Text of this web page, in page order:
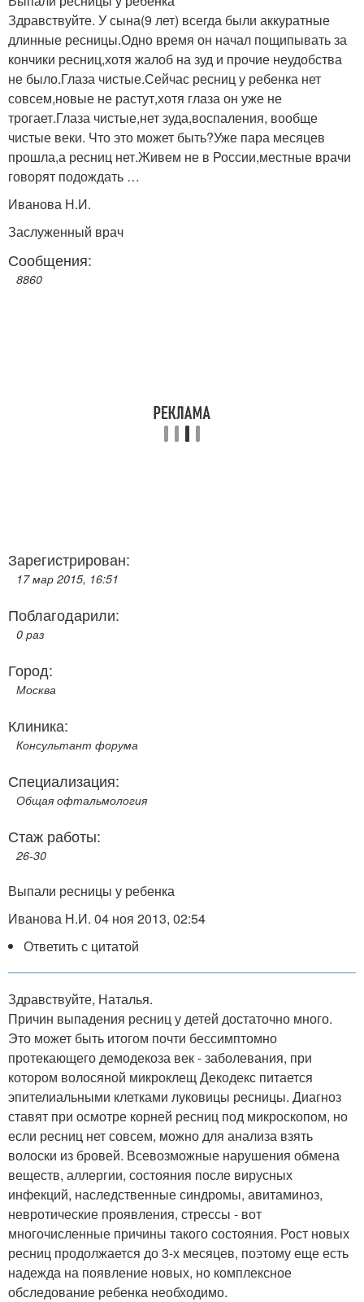
Здравствуйте. У сына(9 лет) всегда были аккуратные
длинные ресницы.Одно время он начал пощипывать за
кончики ресниц,хотя жалоб на зуд и прочие неудобства
не было.Глаза чистые.Сейчас ресниц у ребенка нет
совсем,новые не растут,хотя глаза он уже не
трогает.Глаза чистые,нет зуда,воспаления, вообще
чистые веки. Что это может быть?Уже пара месяцев
прошла,а ресниц нет.Живем не в России,местные врачи
говорят подождать …
Иванова Н.И.
Заслуженный врач
Сообщения:
8860
Зарегистрирован:
17 мар 2015, 16:51
Поблагодарили:
0 раз
Город:
Москва
Клиника:
Консультант форума
Специализация:
Общая офтальмология
Стаж работы:
26-30
Выпали ресницы у ребенка
Иванова Н.И. 04 ноя 2013, 02:54
Ответить с цитатой
Здравствуйте, Наталья.
Причин выпадения ресниц у детей достаточно много.
Это может быть итогом почти бессимптомно
протекающего демодекоза век - заболевания, при
котором волосяной микроклещ Декодекс питается
эпителиальными клетками луковицы ресницы. Диагноз
ставят при осмотре корней ресниц под микроскопом, но
если ресниц нет совсем, можно для анализа взять
волоски из бровей. Всевозможные нарушения обмена
веществ, аллергии, состояния после вирусных
инфекций, наследственные синдромы, авитаминоз,
невротические проявления, стрессы - вот
многочисленные причины такого состояния. Рост новых
ресниц продолжается до 3-х месяцев, поэтому еще есть
надежда на появление новых, но комплексное
обследование ребенка необходимо.